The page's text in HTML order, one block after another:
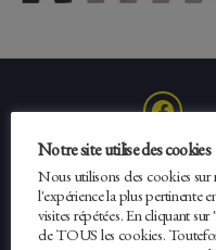
Notre site utilise des cookies
Nous utilisons des cookies
l'expérience la plus pertinente
visites répétées. En cliquant
de TOUS les cookies.